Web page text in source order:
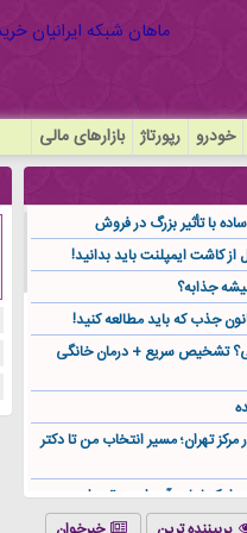
خودرو رپورتاژ بازارهای مالی
با تأثیر بزرگ در فروش
جذابه؟
جذب که باید مطالعه کنید!
تشخیص سریع + درمان خانگی
مرکز تهران؛ مسیر انتخاب من تا دکتر
کجا باید آن را مستقیم از